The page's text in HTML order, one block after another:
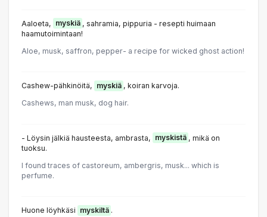
Aaloeta, myskiä , sahramia, pippuria - resepti huimaan
haamutoimintaan!
Aloe, musk, saffron, pepper- a recipe for wicked ghost action!
Cashew-pähkinöitä, myskiä , koiran karvoja.
Cashews, man musk, dog hair.
- Löysin jälkiä hausteesta, ambrasta, myskistä , mikä on
tuoksu.
I found traces of castoreum, ambergris, musk... which is
perfume.
Huone löyhkäsi myskiltä .